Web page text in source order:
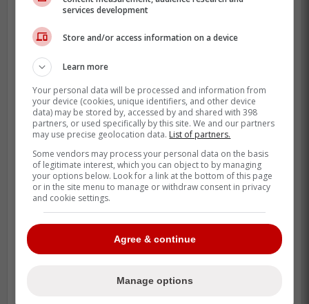
La LNH a donc décidé de ne pas verser de
sanction envers Wilson suite à ce geste.
On sait que l'attaquant robuste des
Capitals a un historique dans la LNH.
Il a déjà effectué plusieurs coups douteux
services development
Store and/or access information on a device
Learn more
Your personal data will be processed and information from
your device (cookies, unique identifiers, and other device
data) may be stored by, accessed by and shared with 398
partners, or used specifically by this site. We and our partners
may use precise geolocation data. List of partners.
Some vendors may process your personal data on the basis
of legitimate interest, which you can object to by managing
your options below. Look for a link at the bottom of this page
or in the site menu to manage or withdraw consent in privacy
and cookie settings.
Agree & continue
Manage options